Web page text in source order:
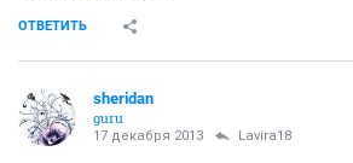
ОТВЕТИТЬ
sheridan
guru
17 декабря 2013 Lavira18